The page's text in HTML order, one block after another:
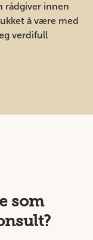
rådgiver innen
å være med
verdifull
som